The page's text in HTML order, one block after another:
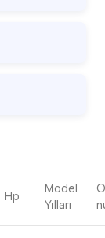
Hp
Model
Yılları